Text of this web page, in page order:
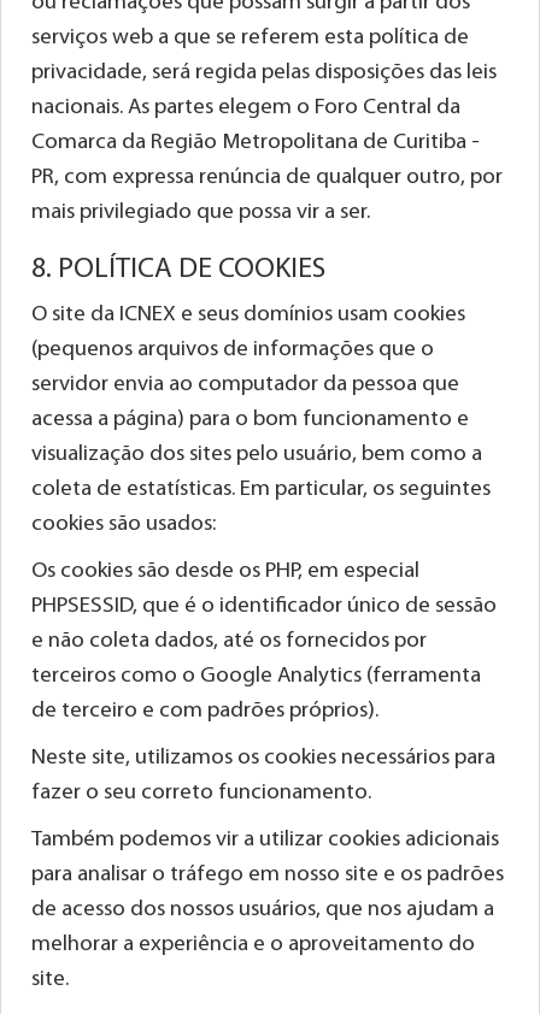
serviços web a que se referem esta política de
privacidade, será regida pelas disposições das leis
nacionais. As partes elegem o Foro Central da
Comarca da Região Metropolitana de Curitiba -
PR, com expressa renúncia de qualquer outro, por
mais privilegiado que possa vir a ser.
8. POLÍTICA DE COOKIES
O site da ICNEX e seus domínios usam cookies
(pequenos arquivos de informações que o
servidor envia ao computador da pessoa que
acessa a página) para o bom funcionamento e
visualização dos sites pelo usuário, bem como a
coleta de estatísticas. Em particular, os seguintes
cookies são usados:
Os cookies são desde os PHP, em especial
PHPSESSID, que é o identificador único de sessão
e não coleta dados, até os fornecidos por
terceiros como o Google Analytics (ferramenta
de terceiro e com padrões próprios).
Neste site, utilizamos os cookies necessários para
fazer o seu correto funcionamento.
Também podemos vir a utilizar cookies adicionais
para analisar o tráfego em nosso site e os padrões
de acesso dos nossos usuários, que nos ajudam a
melhorar a experiência e o aproveitamento do
site.